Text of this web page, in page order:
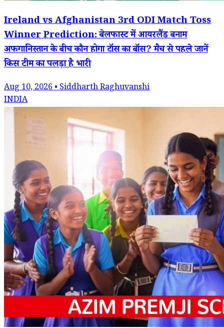
Ireland vs Afghanistan 3rd ODI Match Toss
Winner Prediction: बेलफास्ट में आयरलैंड बनाम
अफगानिस्तान के बीच कौन होगा टॉस का बॉस? मैच से पहले जानें
किस टीम का पलड़ा है भारी
Aug 10, 2026 • Siddharth Raghuvanshi
INDIA